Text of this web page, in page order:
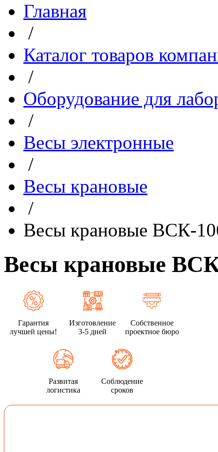
Главная
/
Каталог товаров
/
Оборудование для
/
Весы электронные
/
Весы крановые
/
Весы крановые ВСК-
Весы крановые
Гарантия
лучшей цены!
Изготовление
3-5 дней
Собственное
проектное бюро
Развитая
логистика
Соблюдение
сроков